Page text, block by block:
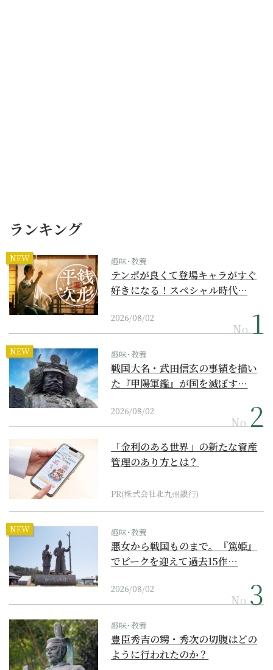
ランキング
NEW 趣味･教養
テンポが良くて登場キャラがすぐ
好きになる！スペシャル時代…
2026/08/02
No.
NEW 趣味･教養
戦国大名・武田信玄の事績を描い
た『甲陽軍鑑』が国を滅ぼす…
2026/08/02
No.
「金利のある世界」の新たな資産
管理のあり方とは？
PR(株式会社北九州銀行)
NEW 趣味･教養
悪女から戦国ものまで。『篤姫』
でピークを迎えて過去15作…
2026/08/02
No.
趣味･教養
豊臣秀吉の甥・秀次の切腹はどの
ように行われたのか？